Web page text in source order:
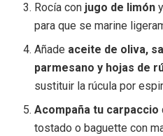
Rocía con jugo de limón
para que se marine
Añade aceite de oliva,
parmesano y hojas de
sustituir la rúcula por
Acompaña tu carpaccio
tostado o baguette con